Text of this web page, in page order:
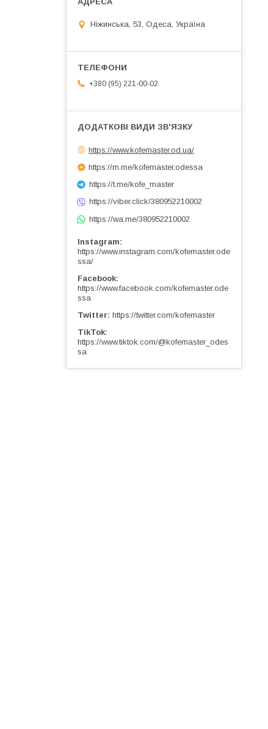
Ніжинська, 53, Одеса, Україна
+380 (95) 221-00-02
https://www.kofemaster.od.ua/
https://m.me/kofemaster.odessa
https://t.me/kofe_master
https://viber.click/380952210002
https://wa.me/380952210002
Instagram
https://www.instagram.com/kofemaster.ode
ssa/
Facebook
https://www.facebook.com/kofemaster.ode
ssa
Twitter https://twitter.com/kofemaster
TikTok
https://www.tiktok.com/@kofemaster_odes
sa